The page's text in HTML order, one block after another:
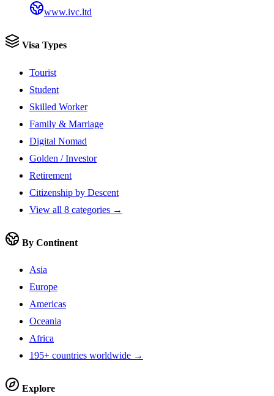
www.ivc.ltd
Visa Types
Tourist
Student
Skilled Worker
Family & Marriage
Digital Nomad
Golden / Investor
Retirement
Citizenship by Descent
View all 8 categories →
By Continent
Asia
Europe
Americas
Oceania
Africa
195+ countries worldwide →
Explore